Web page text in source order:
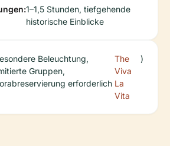
1–1,5 Stunden, tiefgehende
historische Einblicke
Beleuchtung,
Gruppen,
erforderlich
The
Viva
La
Vita
)